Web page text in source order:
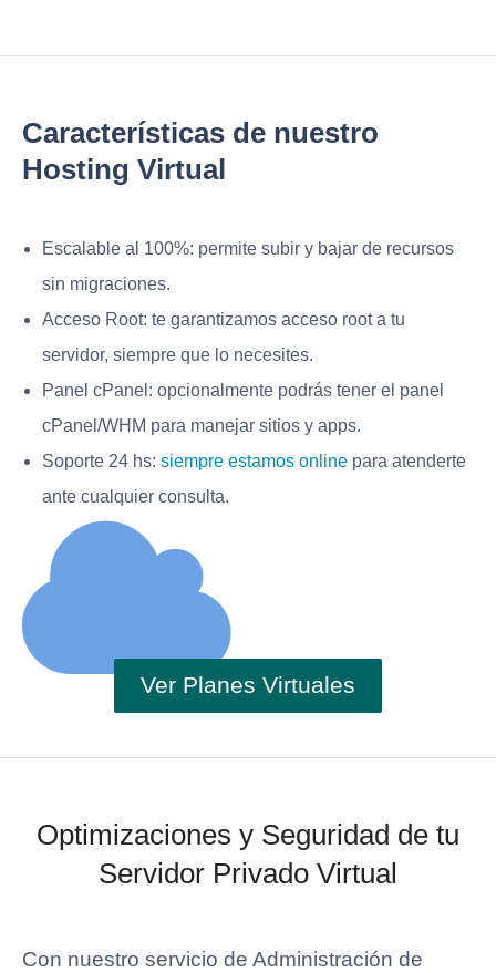
Características de nuestro
Hosting Virtual
Escalable al 100%: permite subir y bajar de recursos
sin migraciones.
Acceso Root: te garantizamos acceso root a tu
servidor, siempre que lo necesites.
Panel cPanel: opcionalmente podrás tener el panel
cPanel/WHM para manejar sitios y apps.
Soporte 24 hs: siempre estamos onlinepara atenderte
ante cualquier consulta.
Ver Planes Virtuales
Optimizaciones y Seguridad de tu
Servidor Privado Virtual
Con nuestro servicio de Administración de